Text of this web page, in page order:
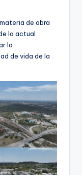
de obra
la actual
la
de vida de la